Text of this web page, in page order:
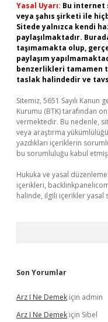
Yasal Uyarı: Bu internet
veya şahıs şirketi ile
Sitede yalnızca kendi
paylaşılmaktadır.
taşımamakta olup,
paylaşım
benzerlikleri tamamen
taslak halindedir ve
Sitemiz, 5651 Sayılı
Kurumu (BTK) tarafından
vermektedir. Bu nedenle,
veya araştırma
yazdıkları içeriklerin
bu sorumluluğu kabul etmiş
Hukuka ve yasal
içerikleri,
halinde, ilgili içerikler yasal
Son Yorumlar
Arz I Ne Demek için admin
Arz I Ne Demek için Sibel